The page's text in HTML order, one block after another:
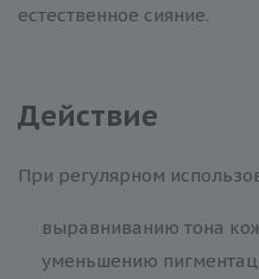
естественное сияние.
Действие
При регулярном
выравниванию тона
уменьшению